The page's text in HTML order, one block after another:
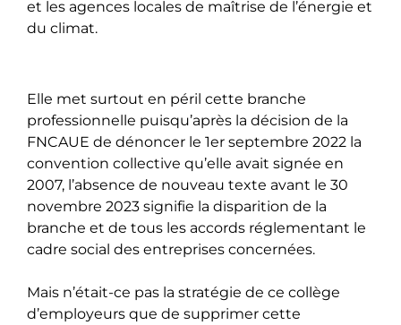
et les agences locales de maîtrise de l’énergie et
du climat.
Elle met surtout en péril cette branche
professionnelle puisqu’après la décision de la
FNCAUE de dénoncer le 1er septembre 2022 la
convention collective qu’elle avait signée en
2007, l’absence de nouveau texte avant le 30
novembre 2023 signifie la disparition de la
branche et de tous les accords réglementant le
cadre social des entreprises concernées.
Mais n’était-ce pas la stratégie de ce collège
d’employeurs que de supprimer cette